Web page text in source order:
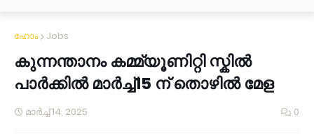
ഹോം Jobs
കുന്നന്താനം കമ്മ്യൂണിറ്റി സ്കിൽ
പാർക്കിൽ മാർച്ച്15 ന് തൊഴിൽ മേള
മാർച്ച് 14, 2025 0